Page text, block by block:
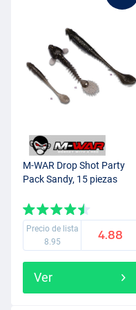
M-WAR Drop Shot Party
Pack Sandy, 15 piezas
Precio de lista
8.95
4.88
Ver